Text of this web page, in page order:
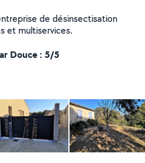
de désinsectisation
et multiservices.
Douce : 5/5